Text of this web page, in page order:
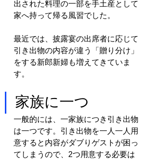
出された料理の一部を手土産として
家へ持って帰る風習でした。
最近では、披露宴の出席者に応じて
引き出物の内容が違う「贈り分け」
をする新郎新婦も増えてきていま
す。
家族に一つ
一般的には、一家族につき引き出物
は一つです。引き出物を一人一人用
意すると内容がダブりゲストが困っ
てしまうので、2つ用意する必要は